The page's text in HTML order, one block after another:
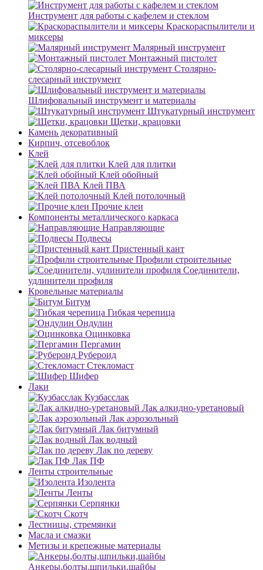
Инструмент для работы с кафелем и стеклом
Краскораспылители и
миксеры
Малярный инструмент
Монтажный пистолет
Столярно-
слесарный инструмент
Шлифовальный инструмент и материалы
Штукатурный инструмент
Щетки, крацовки
Камень декоративный
Кирпич, отсевоблок
Клей
Клей для плитки
Клей обойный
Клей ПВА
Клей потолочный
Прочие клеи
Компоненты металлического каркаса
Направляющие
Подвесы
Пристенный кант
Профили строительные
Соединители,
удлинители профиля
Кровельные материалы
Битум
Гибкая черепица
Ондулин
Оцинковка
Пергамин
Рубероид
Стекломаст
Шифер
Лаки
Кузбасслак
Лак алкидно-уретановый
Лак аэрозольный
Лак битумный
Лак водный
Лак по дереву
Лак ПФ
Ленты строительные
Изолента
Ленты
Серпянки
Скотч
Лестницы, стремянки
Масла и смазки
Метизы и крепежные материалы
Анкеры,болты,шпильки,шайбы